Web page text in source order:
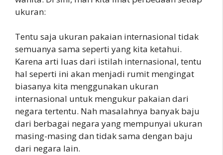
ukuran:
Tentu saja ukuran pakaian internasional tidak
semuanya sama seperti yang kita ketahui.
Karena arti luas dari istilah internasional, tentu
hal seperti ini akan menjadi rumit mengingat
biasanya kita menggunakan ukuran
internasional untuk mengukur pakaian dari
negara tertentu. Nah masalahnya banyak baju
dari berbagai negara yang mempunyai ukuran
masing-masing dan tidak sama dengan baju
dari negara lain.